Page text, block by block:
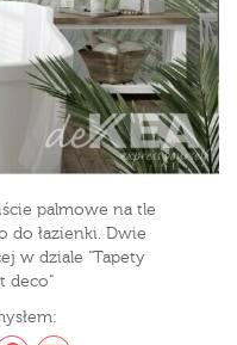
palmowe na tle
do łazienki. Dwie
w dziale "Tapety
deco"